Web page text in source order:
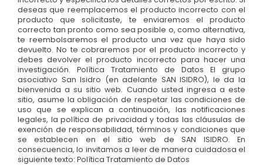
deseas que reemplacemos el producto incorrecto con el
producto que solicitaste, te enviaremos el producto
correcto tan pronto como sea posible o, como alternativa,
te reembolsaremos el producto una vez que haya sido
devuelto. No te cobraremos por el producto incorrecto y
debes devolver el producto incorrecto para hacer una
investigación. Política Tratamiento de Datos El grupo
asociativo San Isidro (en adelante SAN ISIDRO), le da la
bienvenida a su sitio web. Cuando usted ingresa a este
sitio, asume la obligación de respetar las condiciones de
uso que se explican a continuación, las notificaciones
legales, la política de privacidad y todas las cláusulas de
exención de responsabilidad, términos y condiciones que
se establecen en el sitio web de SAN ISIDRO. En
consecuencia, lo invitamos a leer de manera cuidadosa el
siguiente texto: Política Tratamiento de Datos